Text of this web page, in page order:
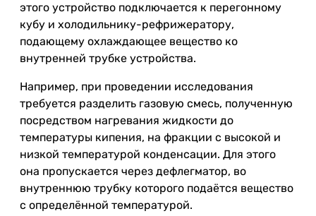
этого устройство подключается к перегонному
кубу и холодильнику-рефрижератору,
подающему охлаждающее вещество ко
внутренней трубке устройства.
Например, при проведении исследования
требуется разделить газовую смесь, полученную
посредством нагревания жидкости до
температуры кипения, на фракции с высокой и
низкой температурой конденсации. Для этого
она пропускается через дефлегматор, во
внутреннюю трубку которого подаётся вещество
с определённой температурой.